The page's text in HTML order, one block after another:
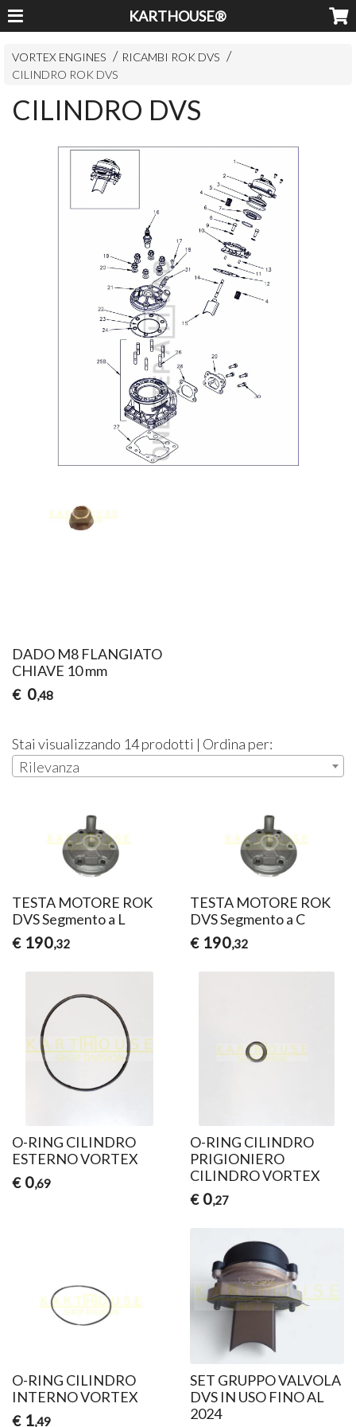
KARTHOUSE®
VORTEX ENGINES
RICAMBI ROK DVS
CILINDRO ROK DVS
CILINDRO DVS
DADO M8 FLANGIATO
CHIAVE 10 mm
€ 0,48
Stai visualizzando 14 prodotti | Ordina per:
Rilevanza
TESTA MOTORE ROK
DVS Segmento a L
€ 190,32
TESTA MOTORE ROK
DVS Segmento a C
€ 190,32
O-RING CILINDRO
ESTERNO VORTEX
€ 0,69
O-RING CILINDRO
PRIGIONIERO
CILINDRO VORTEX
€ 0,27
O-RING CILINDRO
INTERNO VORTEX
€ 1,49
SET GRUPPO VALVOLA
DVS IN USO FINO AL
2024